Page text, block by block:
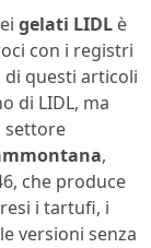
gelati LIDL è
con i registri
questi articoli
di LIDL, ma
settore
,
che produce
i tartufi, i
versioni senza